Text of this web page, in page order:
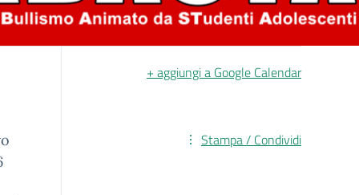
+ aggiungi a Google Calendar
Stampa / Condividi